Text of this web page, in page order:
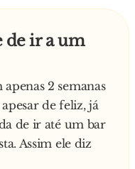
de ir a um
2 semanas
de feliz, já
de ir até um bar
Assim ele diz